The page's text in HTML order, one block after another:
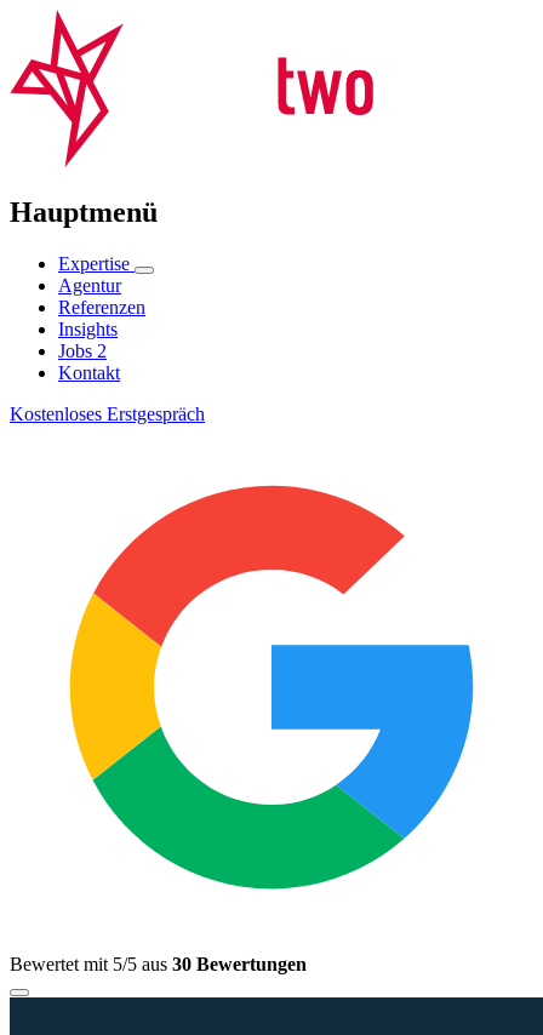
Hauptmenü
Expertise
Agentur
Referenzen
Insights
Jobs 2
Kontakt
Kostenloses Erstgespräch
Bewertet mit 5/5 aus 30 Bewertungen